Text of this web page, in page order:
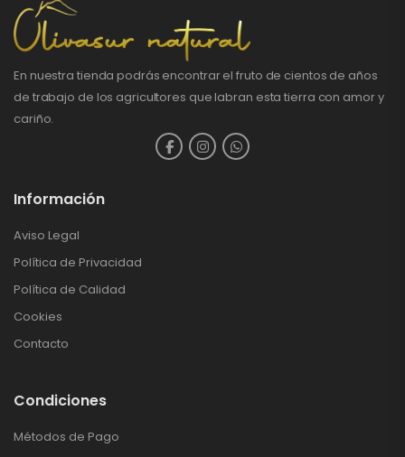
En nuestra tienda podrás encontrar el fruto de cientos de años
de trabajo de los agricultores que labran esta tierra con amor y
cariño.
Información
Aviso Legal
Política de Privacidad
Política de Calidad
Cookies
Contacto
Condiciones
Métodos de Pago